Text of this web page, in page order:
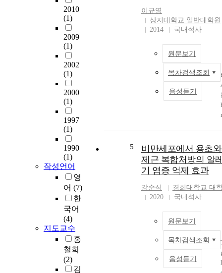
2010
(1)
2009
(1)
2002
(1)
2000
(1)
1997
(1)
1990
(1)
작성언어
영
어 (7)
한
국어
(4)
지도교수
홍
철희
(2)
김
.
이규영
상지대학교 일반대학원
2014
국내석사
원문보기
목차검색조회
음성듣기
5
비만세포에서 용초
제근 복합처방의 알
기 염증 억제 효과
강순식
경희대학교 대
2020
국내석사
원문보기
목차검색조회
음성듣기